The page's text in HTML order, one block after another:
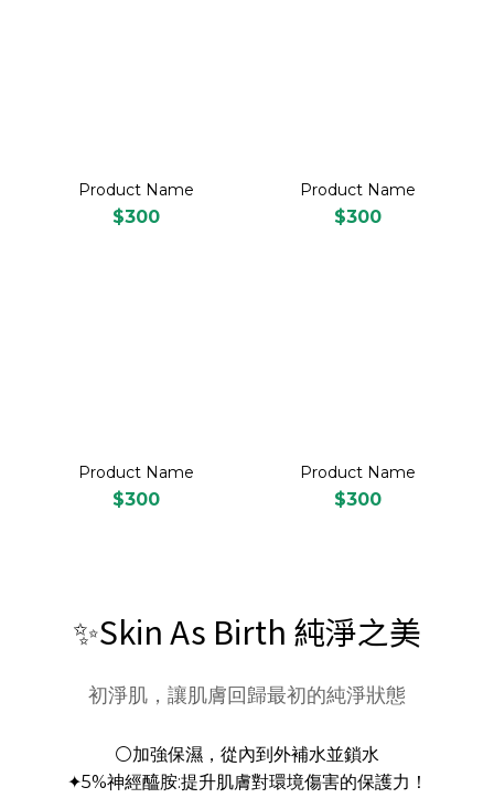
Product Name
$300
Product Name
$300
Product Name
$300
Product Name
$300
✨Skin As Birth 純淨之美
初淨肌，讓肌膚回歸最初的純淨狀態
⚪加強保濕，從內到外補水並鎖水
✦5%神經醯胺:提升肌膚對環境傷害的保護力！